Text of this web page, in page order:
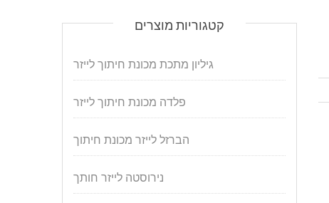
קטגוריות מוצרים
גיליון מתכת מכונת חיתוך לייזר
פלדה מכונת חיתוך לייזר
הברזל לייזר מכונת חיתוך
נירוסטה לייזר חותך